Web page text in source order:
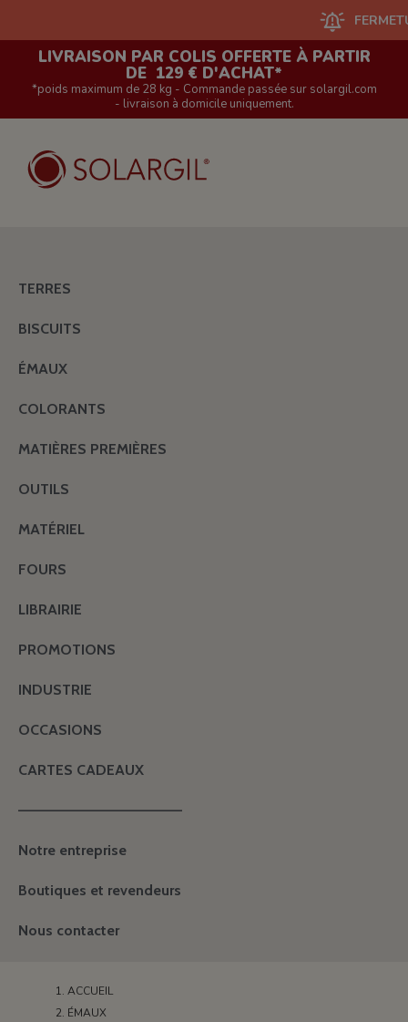
FERMETURE
LIVRAISON PAR COLIS OFFERTE À PARTIR
DE 129 € D'ACHAT*
*poids maximum de 28 kg - Commande passée sur solargil.com
- livraison à domicile uniquement.
TERRES
BISCUITS
ÉMAUX
COLORANTS
MATIÈRES PREMIÈRES
OUTILS
MATÉRIEL
FOURS
LIBRAIRIE
PROMOTIONS
INDUSTRIE
OCCASIONS
CARTES CADEAUX
———————————————
Notre entreprise
Boutiques et revendeurs
Nous contacter
ACCUEIL
ÉMAUX